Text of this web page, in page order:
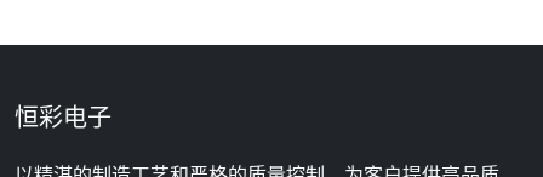
恒彩电子